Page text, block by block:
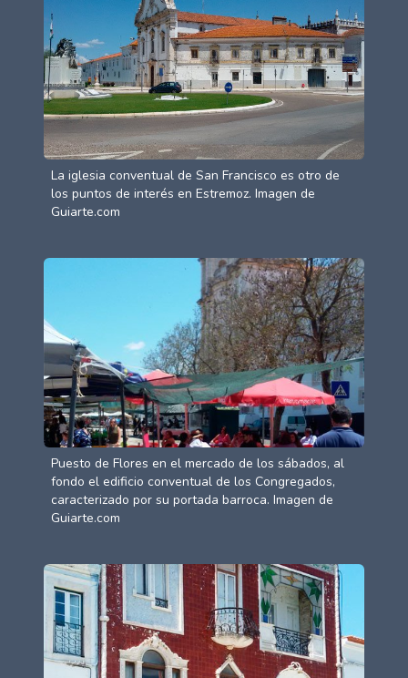
La iglesia conventual de San Francisco es otro de
los puntos de interés en Estremoz. Imagen de
Guiarte.com
Puesto de Flores en el mercado de los sábados, al
fondo el edificio conventual de los Congregados,
caracterizado por su portada barroca. Imagen de
Guiarte.com